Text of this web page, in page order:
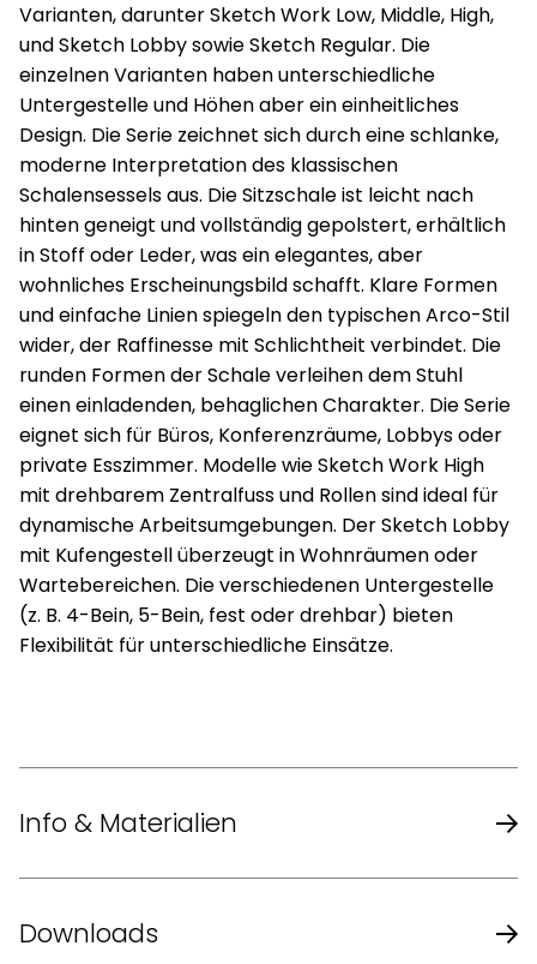
Varianten, darunter Sketch Work Low, Middle, High,
und Sketch Lobby sowie Sketch Regular. Die
einzelnen Varianten haben unterschiedliche
Untergestelle und Höhen aber ein einheitliches
Design. Die Serie zeichnet sich durch eine schlanke,
moderne Interpretation des klassischen
Schalensessels aus. Die Sitzschale ist leicht nach
hinten geneigt und vollständig gepolstert, erhältlich
in Stoff oder Leder, was ein elegantes, aber
wohnliches Erscheinungsbild schafft. Klare Formen
und einfache Linien spiegeln den typischen Arco-Stil
wider, der Raffinesse mit Schlichtheit verbindet. Die
runden Formen der Schale verleihen dem Stuhl
einen einladenden, behaglichen Charakter. Die Serie
eignet sich für Büros, Konferenzräume, Lobbys oder
private Esszimmer. Modelle wie Sketch Work High
mit drehbarem Zentralfuss und Rollen sind ideal für
dynamische Arbeitsumgebungen. Der Sketch Lobby
mit Kufengestell überzeugt in Wohnräumen oder
Wartebereichen. Die verschiedenen Untergestelle
(z. B. 4-Bein, 5-Bein, fest oder drehbar) bieten
Flexibilität für unterschiedliche Einsätze.
Info & Materialien
Downloads